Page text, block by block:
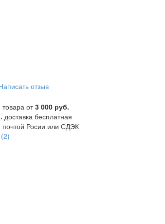
отзыв
от3 000 руб.
доставка бесплатная
Росии или СДЭК